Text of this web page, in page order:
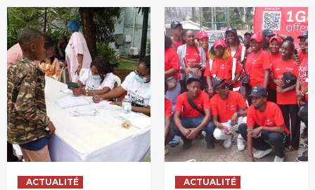
ACTUALITÉ
ACTUALITÉ